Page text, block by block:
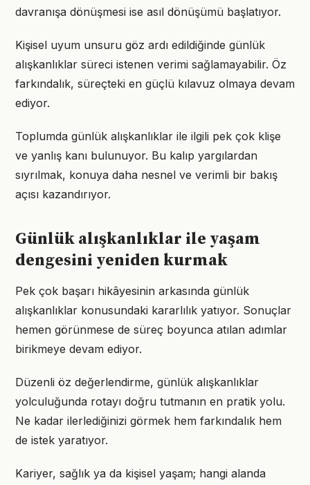
davranışa dönüşmesi ise asıl dönüşümü başlatıyor.
Kişisel uyum unsuru göz ardı edildiğinde günlük
alışkanlıklar süreci istenen verimi sağlamayabilir. Öz
farkındalık, süreçteki en güçlü kılavuz olmaya devam
ediyor.
Toplumda günlük alışkanlıklar ile ilgili pek çok klişe
ve yanlış kanı bulunuyor. Bu kalıp yargılardan
sıyrılmak, konuya daha nesnel ve verimli bir bakış
açısı kazandırıyor.
Günlük alışkanlıklar ile yaşam
dengesini yeniden kurmak
Pek çok başarı hikâyesinin arkasında günlük
alışkanlıklar konusundaki kararlılık yatıyor. Sonuçlar
hemen görünmese de süreç boyunca atılan adımlar
birikmeye devam ediyor.
Düzenli öz değerlendirme, günlük alışkanlıklar
yolculuğunda rotayı doğru tutmanın en pratik yolu.
Ne kadar ilerlediğinizi görmek hem farkındalık hem
de istek yaratıyor.
Kariyer, sağlık ya da kişisel yaşam; hangi alanda